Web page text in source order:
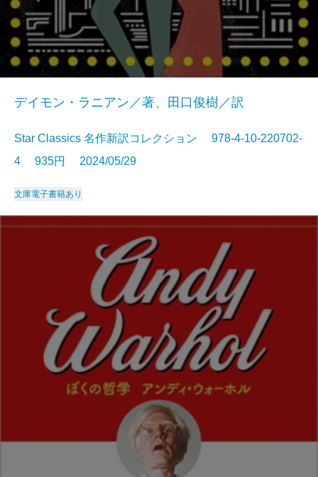
デイモン・ラニアン／著、田口俊樹／訳
Star Classics 名作新訳コレクション 978-4-10-220702-
4 935円 2024/05/29
文庫電子書籍あり